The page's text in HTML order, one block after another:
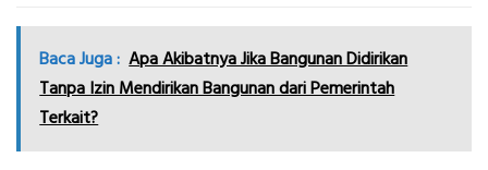
Baca Juga : Apa Akibatnya Jika Bangunan Didirikan
Tanpa Izin Mendirikan Bangunan dari Pemerintah
Terkait?